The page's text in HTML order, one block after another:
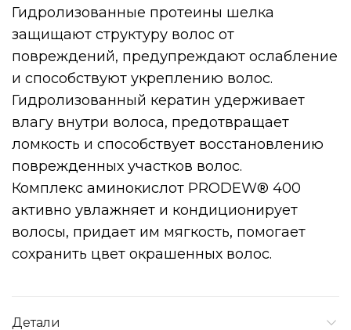
Гидролизованные протеины шелка
защищают структуру волос от
повреждений, предупреждают ослабление
и способствуют укреплению волос.
Гидролизованный кератин удерживает
влагу внутри волоса, предотвращает
ломкость и способствует восстановлению
поврежденных участков волос.
Комплекс аминокислот PRODEW® 400
активно увлажняет и кондиционирует
волосы, придает им мягкость, помогает
сохранить цвет окрашенных волос.
Детали